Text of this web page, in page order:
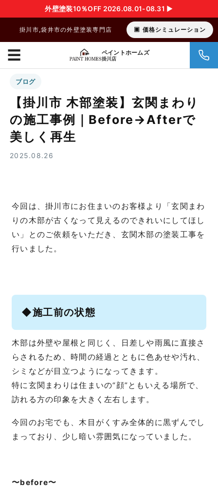
外壁塗装10％OFF 2026.08.01-08.31 ▶︎
掛川市,袋井市の外壁塗装専門店 価格シミュレーション
ペイントホームズ
掛川店
☰
ブログ
【掛川市 木部塗装】玄関まわり
の施工事例｜Before→Afterで
美しく再生
2025.08.26
今回は、掛川市にお住まいのお客様より「玄関まわ
りの木部が古くなって見えるのできれいにしてほし
い」とのご依頼をいただき、玄関木部の塗装工事を
行いました。
◆施工前の状態
木部は外壁や屋根と同じく、日差しや雨風に直接さ
らされるため、時間の経過とともに色あせや汚れ、
シミなどが目立つようになってきます。
特に玄関まわりは住まいの“顔”ともいえる場所で、
訪れる方の印象を大きく左右します。
今回のお宅でも、木目がくすみ全体的に黒ずんでし
まっており、少し暗い雰囲気になっていました。
〜before〜